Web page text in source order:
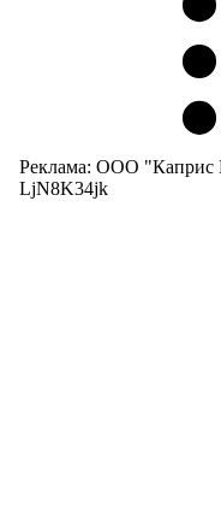
Реклама: ООО "Каприс
LjN8K34jk